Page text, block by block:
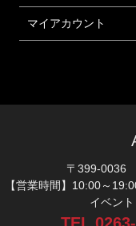
マイアカウント
〒399-0036
【営業時間】10:00～
イベン